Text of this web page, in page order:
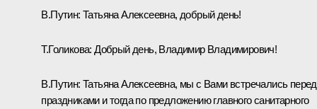
В.Путин: Татьяна Алексеевна, добрый день!
Т.Голикова: Добрый день, Владимир Владимирович!
В.Путин: Татьяна Алексеевна, мы с Вами встречалисьперед
праздниками и тогда по предложению главного санитарного